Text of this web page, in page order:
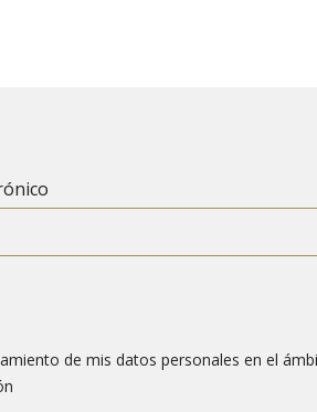
de mis datos personales en el